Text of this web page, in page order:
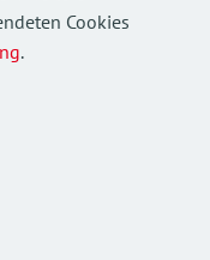
Cookies
.
Sie auch auf